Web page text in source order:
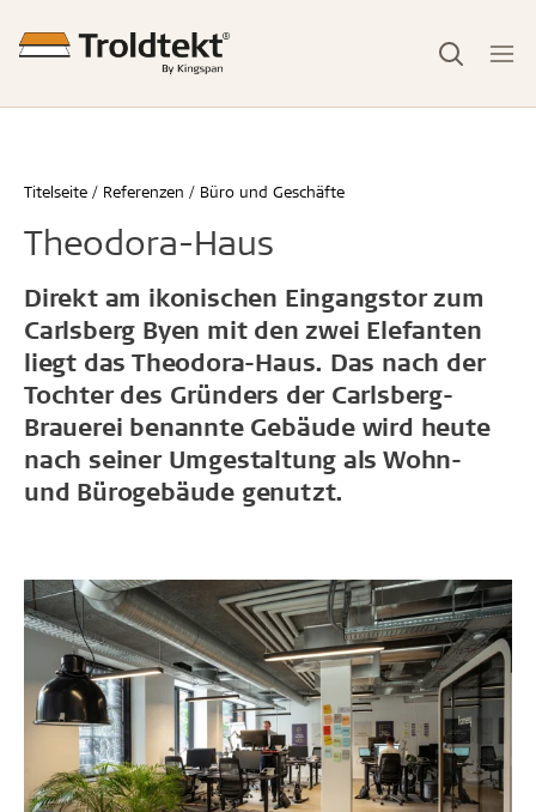
Titelseite Referenzen Büro und Geschäfte
Theodora-Haus
Direkt am ikonischen Eingangstor zum
Carlsberg Byen mit den zwei Elefanten
liegt das Theodora-Haus. Das nach der
Tochter des Gründers der Carlsberg-
Brauerei benannte Gebäude wird heute
nach seiner Umgestaltung als Wohn-
und Bürogebäude genutzt.